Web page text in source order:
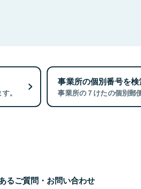
。
事業所の個別番号を
事業所の７けたの個別郵
るご質問・お問い合わせ